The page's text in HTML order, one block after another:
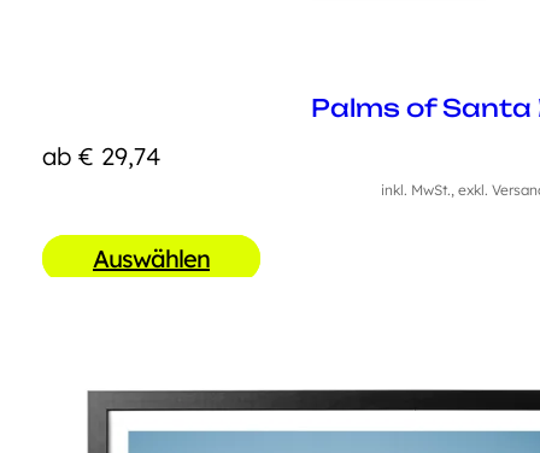
Palms of
ab € 29,74
inkl. MwSt., exkl.
Auswählen